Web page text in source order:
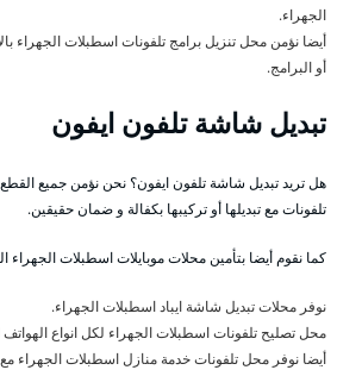
الجهراء.
أيضا نؤمن محل تنزيل برامج تلفونات اسطبلات الجهراء
أو البرامج.
تبديل شاشة تلفون ايفون
هل تريد تبديل شاشة تلفون ايفون؟ نحن نؤمن جميع
تلفونات مع تبديلها أو تركيبها بكفالة و ضمان حقيقين.
كما نقوم أيضا بتأمين محلات موبايلات اسطبلات
نوفر محلات تبديل شاشة ايباد اسطبلات الجهراء.
محل تصليح تلفونات اسطبلات الجهراء لكل انواع الهواتف
أيضا نوفر محل تلفونات خدمة منازل اسطبلات الجهراء